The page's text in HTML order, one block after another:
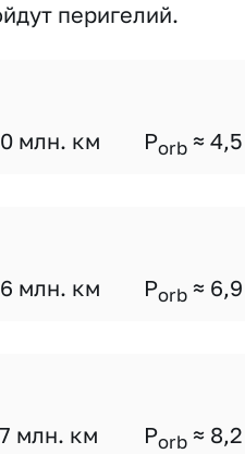
перигелий.
млн. км Porb ≈ 4,5
млн. км Porb ≈ 6,9
млн. км Porb ≈ 8,2